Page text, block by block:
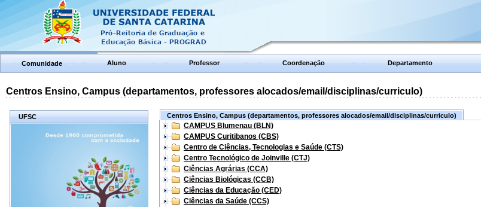
Comunidade Aluno Professor Coordenação Departamento
Centros Ensino, Campus (departamentos, professores alocados/email/disciplinas/curriculo)
UFSC Centros Ensino, Campus (departamentos, professores alocados/email/disciplinas/curriculo)
CAMPUS Blumenau (BLN)
CAMPUS Curitibanos (CBS)
Centro de Ciências, Tecnologias e Saúde (CTS)
Centro Tecnológico de Joinville (CTJ)
Ciências Agrárias (CCA)
Ciências Biológicas (CCB)
Ciências da Educação (CED)
Ciências da Saúde (CCS)